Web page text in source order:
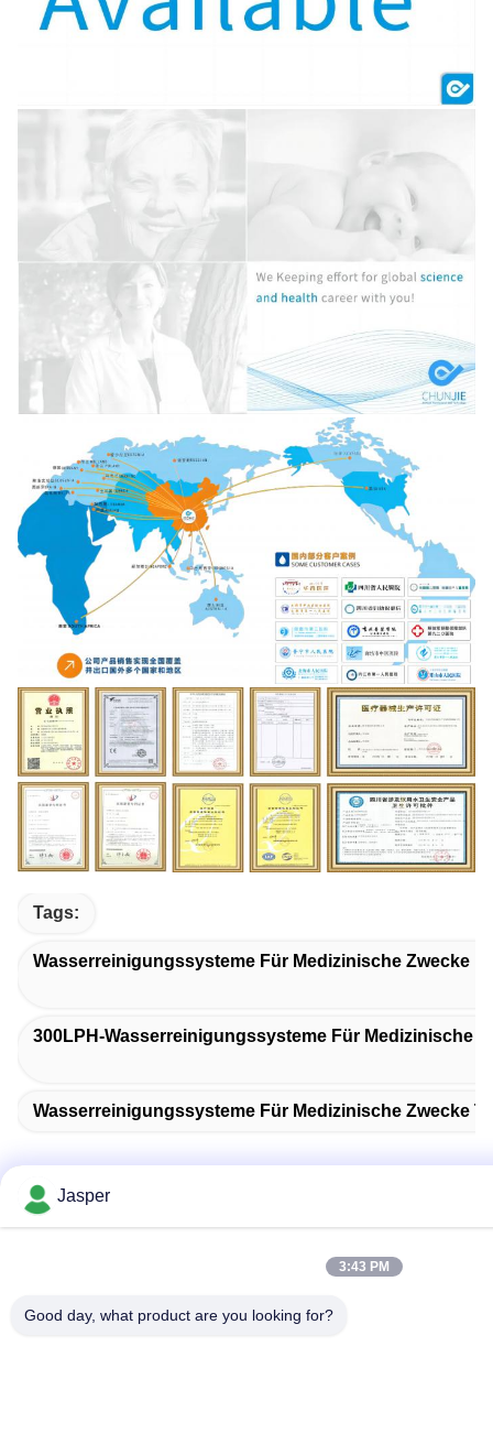
Tags:
Wasserreinigungssysteme Für Medizinische Zwecke
300LPH-Wasserreinigungssysteme Für Medizinische
Wasserreinigungssysteme Für Medizinische Zwecke
Jasper
3:43 PM
Good day, what product are you looking for?